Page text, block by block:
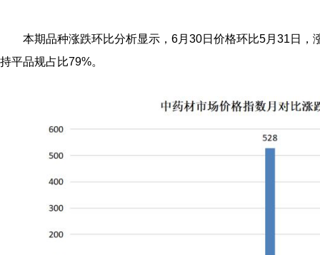
本期品种涨跌环比分析显示，6月30日价格环比5月31日，
持平品规占比79%。